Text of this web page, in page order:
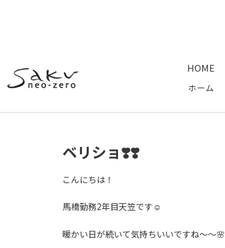
HOME
ホーム
ベリショ❣️❣️
こんにちは！
馬橋勤務2年目天笠です☺️
暖かい日が続いて気持ちいいですね〜〜🌸